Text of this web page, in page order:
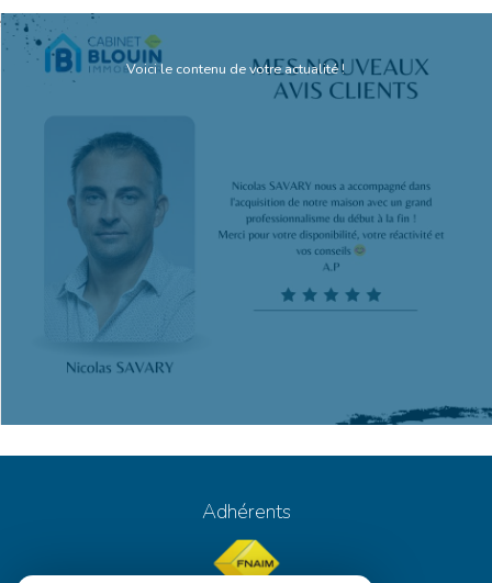
Voici le contenu de votre actualité !
Adhérents